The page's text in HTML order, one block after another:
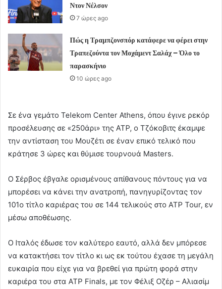
Ντον Νέλσον
7 ώρες ago
Πώς η Τραμπζονσπόρ κατάφερε να φέρει στην
Τραπεζούντα τον Μοχάμεντ Σαλάχ – Όλο το
παρασκήνιο
10 ώρες ago
Σε ένα γεμάτο Telekom Center Athens, όπου έγινε ρεκόρ
προσέλευσης σε «250άρι» της ATP, ο Τζόκοβιτς έκαμψε
την αντίσταση του Μουζέτι σε έναν επικό τελικό που
κράτησε 3 ώρες και θύμισε τουρνουά Masters.
Ο Σέρβος έβγαλε ορισμένους απίθανους πόντους για να
μπορέσει να κάνει την ανατροπή, πανηγυρίζοντας τον
101ο τίτλο καριέρας του σε 144 τελικούς στο ATP Tour, εν
μέσω αποθέωσης.
O Ιταλός έδωσε τον καλύτερο εαυτό, αλλά δεν μπόρεσε
να κατακτήσει τον τίτλο κι ως εκ τούτου έχασε τη μεγάλη
ευκαιρία που είχε για να βρεθεί για πρώτη φορά στην
καριέρα του στα ATP Finals, με τον Φέλιξ Οζέρ – Αλιασίμ